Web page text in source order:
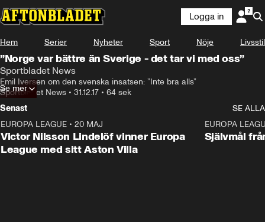
Logga in
Hem Serier Nyheter Sport Nöje Livsstil
”Norge var bättre än Sverige - det tar vi med oss”
Sportbladet News
Emil Iversen om den svenska insatsen: ”Inte bra alls”
Sportbladet News • 31.12.17 • 64 sek
Se mer
Senast
SE ALLA
EUROPA LEAGUE • 20 MAJ
Victor Nilsson Lindelöf vinner Europa
League med sitt Aston Villa
EUROPA
Självmål